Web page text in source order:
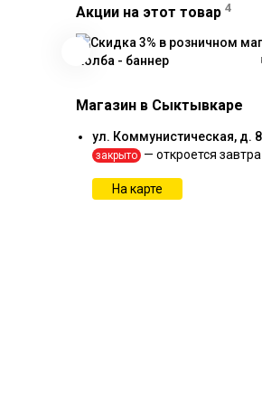
Акции на этот товар 4
Магазин в Сыктывкаре
ул. Коммунистическая, д.
закрыто — откроется завтра
На карте